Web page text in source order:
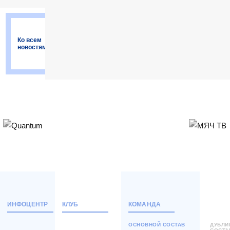
Ко всем
новостям
ИНФОЦЕНТР КЛУБ КОМАНДА
ОСНОВНОЙ СОСТАВ